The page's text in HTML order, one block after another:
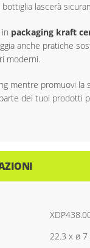
bottiglia lascerà
packaging kraft
anche pratiche
moderni.
mentre promuovi
dei tuoi prodotti
22.3 x ø 7